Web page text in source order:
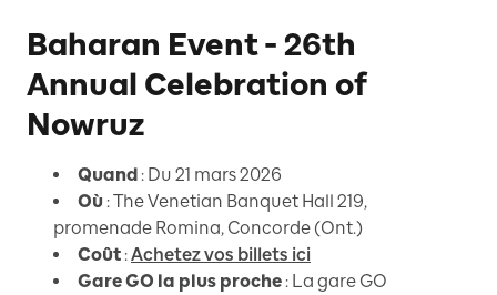
Baharan Event - 26th
Annual Celebration of
Nowruz
Quand : Du 21 mars 2026
Où : The Venetian Banquet Hall 219,
promenade Romina, Concorde (Ont.)
Coût :Achetez vos billets ici
Gare GO la plus proche : La gare GO